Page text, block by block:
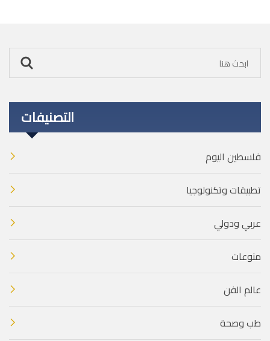
التصنيفات
فلسطين اليوم
تطبيقات وتكنولوجيا
عربي ودولي
منوعات
عالم الفن
طب وصحة